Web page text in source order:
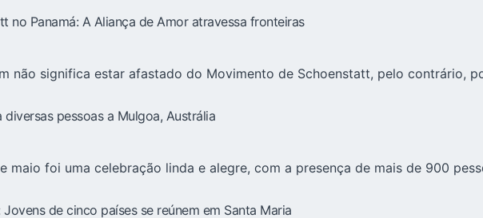
no Panamá: A Aliança de Amor atravessa fronteiras
não significa estar afastado do Movimento de Schoenstatt, pelo contrário,
pessoas a Mulgoa, Austrália
maio foi uma celebração linda e alegre, com a presença de mais de 900
de cinco países se reúnem em Santa Maria